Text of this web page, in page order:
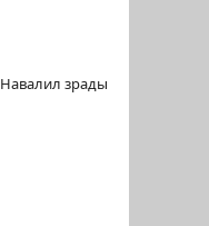
Навалил зрады